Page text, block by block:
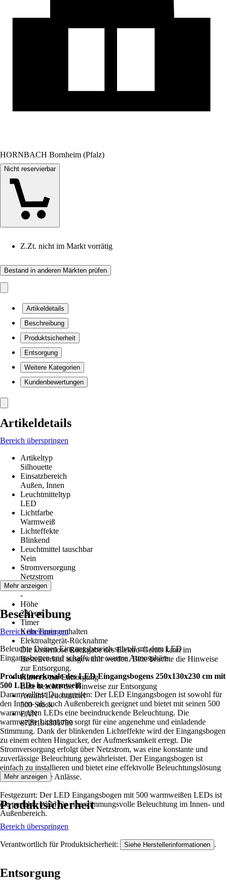
HORNBACH Bornheim (Pfalz)
Nicht reservierbar
Z.Zt. nicht im Markt vorrätig
Bestand in anderen Märkten prüfen
Artikeldetails
Beschreibung
Produktsicherheit
Entsorgung
Weitere Kategorien
Kundenbewertungen
Artikeldetails
Bereich überspringen
Artikeltyp
Silhouette
Einsatzbereich
Außen, Innen
Leuchtmitteltyp
LED
Lichtfarbe
Warmweiß
Lichteffekte
Blinkend
Leuchtmittel tauschbar
Nein
Stromversorgung
Netzstrom
Material
-
Höhe
230 cm
Timer
Kein Timer enthalten
Elektroaltgerät-Rücknahme
Die kostenlose Rückgabe des Elektro-Geräts kann im
Bestellverlauf ausgewählt werden. Bitte beachte die Hinweise
zur Entsorgung.
Hinweis zur Entsorgung
Bitte beachte die Hinweise zur Entsorgung
Anzahl Leuchtmittel
500 Stück
EAN
8720194801789
Mehr anzeigen
Beschreibung
Bereich überspringen
Beleuchte Deinen Eingangsbereich stilvoll mit dem LED
Eingangsbogen und schaffe eine warme Atmosphäre.
Produktmerkmale des LED Eingangsbogens 250x130x230 cm mit
500 LEDs in warmweiß
Darum solltest Du zugreifen: Der LED Eingangsbogen ist sowohl für
den Innen- als auch Außenbereich geeignet und bietet mit seinen 500
warmweißen LEDs eine beeindruckende Beleuchtung. Die
warmweiße Lichtfarbe sorgt für eine angenehme und einladende
Stimmung. Dank der blinkenden Lichteffekte wird der Eingangsbogen
zu einem echten Hingucker, der Aufmerksamkeit erregt. Die
Stromversorgung erfolgt über Netzstrom, was eine konstante und
zuverlässige Beleuchtung gewährleistet. Der Eingangsbogen ist
einfach zu installieren und bietet eine effektvolle Beleuchtungslösung
für verschiedene Anlässe.
Festgezurrt: Der LED Eingangsbogen mit 500 warmweißen LEDs ist
die perfekte Wahl für eine stimmungsvolle Beleuchtung im Innen- und
Außenbereich.
Mehr anzeigen
Produktsicherheit
Bereich überspringen
Verantwortlich für Produktsicherheit: Siehe Herstellerinformationen .
Entsorgung